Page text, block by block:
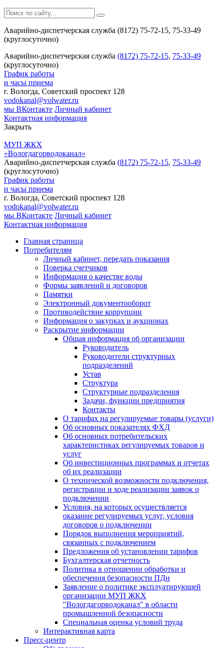
Аварийно-диспетчерская служба (8172) 75-72-15, 75-33-49
(круглосуточно)
Аварийно-диспетчерская служба (8172) 75-72-15, 75-33-49
(круглосуточно)
График работы
и часы приема
г. Вологда, Советский проспект 128
vodokanal@volwater.ru
мы ВКонтакте Личный кабинет
Контактная информация
Закрыть
МУП ЖКХ
«Вологдагорводоканал»
Аварийно-диспетчерская служба (8172) 75-72-15, 75-33-49
(круглосуточно)
График работы
и часы приема
г. Вологда, Советский проспект 128
vodokanal@volwater.ru
мы ВКонтакте Личный кабинет
Контактная информация
Главная страница
Потребителям
Личный кабинет, передать показания
Поверка счетчиков
Информация о качестве воды
Формы заявлений и договоров
Памятки
Электронный документооборот
Противодействие коррупции
Информация о закупках и аукционах
Раскрытие информации
Общая информация об организации
Руководитель
Руководители структурных
подразделений
Устав
Структура
Структурные подразделения
Задачи, функции предприятия
Контакты
О тарифах на регулируемые товары (услуги)
Об основных показателях ФХД
Об основных потребительских
характеристиках регулируемых товаров и
услуг
Об инвестиционных программах и отчетах
об их реализации
О технической возможности подключения,
регистрации и ходе реализации заявок о
подключении
Условия, на которых осуществляется
оказание регулируемых услуг, условия
договоров о подключении
Порядок выполнения мероприятий,
связанных с подключением
Предложения об установлении тарифов
Бухгалтерская отчетность
Политика в отношении обработки и
обеспечения безопасности ПДн
Заявление о политике эксплуатирующей
организации МУП ЖКХ
"Вологдагорводоканал" в области
промышленной безопасности
Специальная оценка условий труда
Интерактивная карта
Пресс-центр